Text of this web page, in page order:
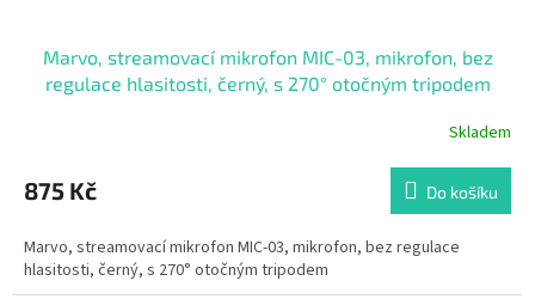
Marvo, streamovací mikrofon MIC-03, mikrofon, bez
regulace hlasitosti, černý, s 270° otočným tripodem
produktu
je
z
5
Skladem
875 Kč Do košíku
Marvo, streamovací mikrofon MIC-03, mikrofon, bez regulace
hlasitosti, černý, s 270° otočným tripodem